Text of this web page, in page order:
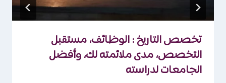
تخصص التاريخ : الوظائف، مستقبل
التخصص، مدى ملائمته لك، وأفضل
الجامعات لدراسته